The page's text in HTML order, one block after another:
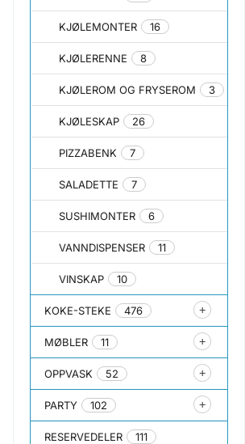
KJØLEMONTER 16
KJØLERENNE 8
KJØLEROM OG FRYSEROM 3
KJØLESKAP 26
PIZZABENK 7
SALADETTE 7
SUSHIMONTER 6
VANNDISPENSER 11
VINSKAP 10
KOKE-STEKE 476
MØBLER 11
OPPVASK 52
PARTY 102
RESERVEDELER 111